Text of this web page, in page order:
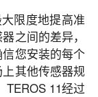
限度地提高准
之间的差异，
您安装的每个
其他传感器规
TEROS 11经过